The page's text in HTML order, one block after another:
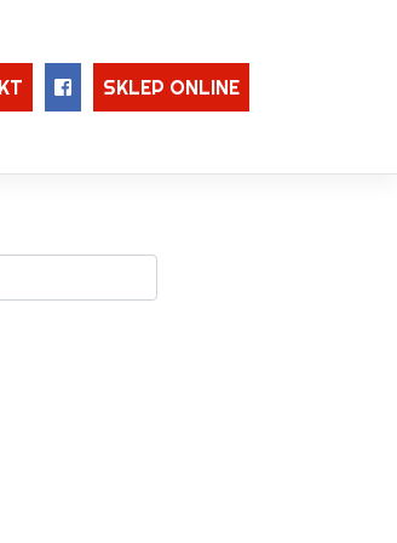
SKLEP ONLINE